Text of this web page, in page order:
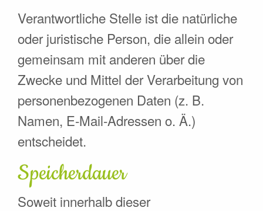
Verantwortliche Stelle ist die natürliche
oder juristische Person, die allein oder
gemeinsam mit anderen über die
Zwecke und Mittel der Verarbeitung von
personenbezogenen Daten (z. B.
Namen, E-Mail-Adressen o. Ä.)
entscheidet.
Speicherdauer
Soweit innerhalb dieser